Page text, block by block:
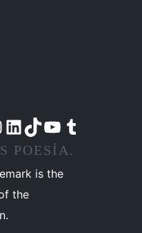
de Facebook
cuenta de Instagram
Visita nuestra cuenta de LinkedIn
Visita nuestra cuenta de TikTok
Visita nuestro canal de YouTube
Visita nuestra cuenta de Tumblr
POESÍA.
is the
the